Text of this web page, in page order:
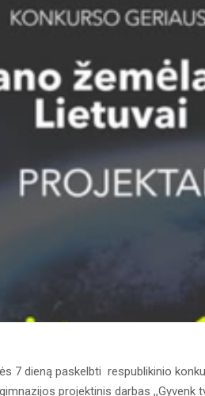
7 dieną paskelbti respublikinio
projektinis darbas ,,Gyvenk